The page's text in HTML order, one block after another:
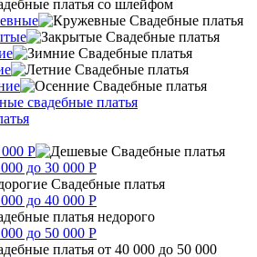
свадебные платья
Р
до 30 000 Р
до 40 000 Р
до 50 000 Р